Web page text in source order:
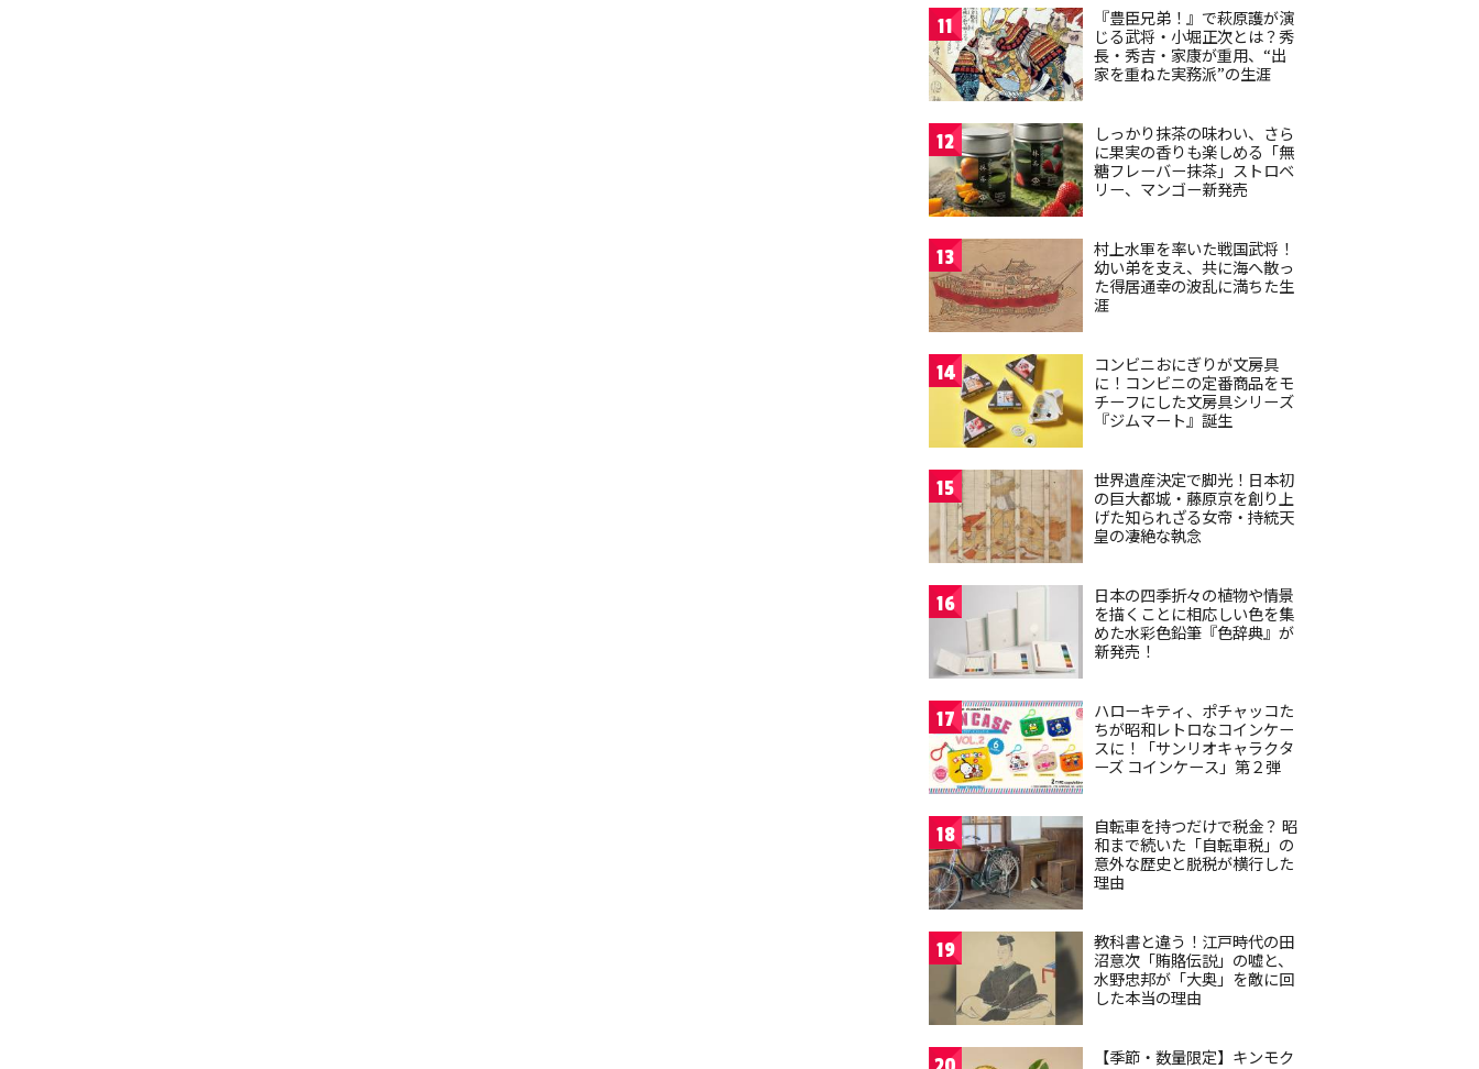
11
『豊臣兄弟！』で萩原護が演
じる武将・小堀正次とは？秀
長・秀吉・家康が重用、“出
家を重ねた実務派”の生涯
12
しっかり抹茶の味わい、さら
に果実の香りも楽しめる「無
糖フレーバー抹茶」ストロベ
リー、マンゴー新発売
13
村上水軍を率いた戦国武将！
幼い弟を支え、共に海へ散っ
た得居通幸の波乱に満ちた生
涯
14
コンビニおにぎりが文房具
に！コンビニの定番商品をモ
チーフにした文房具シリーズ
『ジムマート』誕生
15
世界遺産決定で脚光！日本初
の巨大都城・藤原京を創り上
げた知られざる女帝・持統天
皇の凄絶な執念
16
日本の四季折々の植物や情景
を描くことに相応しい色を集
めた水彩色鉛筆『色辞典』が
新発売！
17
ハローキティ、ポチャッコた
ちが昭和レトロなコインケー
スに！「サンリオキャラクタ
ーズ コインケース」第２弾
18
自転車を持つだけで税金？ 昭
和まで続いた「自転車税」の
意外な歴史と脱税が横行した
理由
19
教科書と違う！江戸時代の田
沼意次「賄賂伝説」の嘘と、
水野忠邦が「大奥」を敵に回
した本当の理由
【季節・数量限定】キンモク